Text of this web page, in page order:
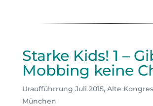
Starke Kids! 1 –
Mobbing keine
Uraufführrung Juli 2015, Alte
München